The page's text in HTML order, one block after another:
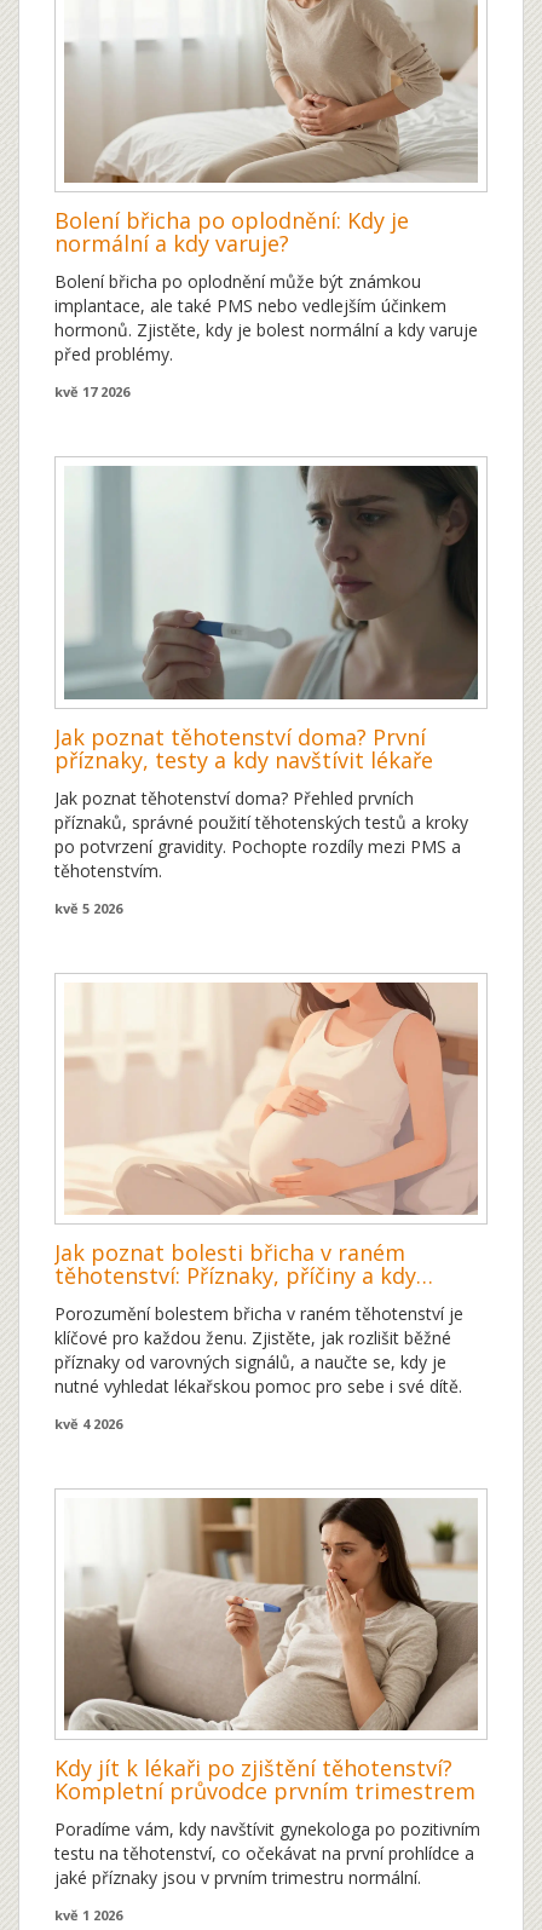
Bolení břicha po oplodnění: Kdy je
normální a kdy varuje?
Bolení břicha po oplodnění může být známkou
implantace, ale také PMS nebo vedlejším účinkem
hormonů. Zjistěte, kdy je bolest normální a kdy varuje
před problémy.
kvě 17 2026
Jak poznat těhotenství doma? První
příznaky, testy a kdy navštívit lékaře
Jak poznat těhotenství doma? Přehled prvních
příznaků, správné použití těhotenských testů a kroky
po potvrzení gravidity. Pochopte rozdíly mezi PMS a
těhotenstvím.
kvě 5 2026
Jak poznat bolesti břicha v raném
těhotenství: Příznaky, příčiny a kdy
Porozumění bolestem břicha v raném těhotenství je
klíčové pro každou ženu. Zjistěte, jak rozlišit běžné
příznaky od varovných signálů, a naučte se, kdy je
nutné vyhledat lékařskou pomoc pro sebe i své dítě.
kvě 4 2026
Kdy jít k lékaři po zjištění těhotenství?
Kompletní průvodce prvním trimestrem
Poradíme vám, kdy navštívit gynekologa po pozitivním
testu na těhotenství, co očekávat na první prohlídce a
jaké příznaky jsou v prvním trimestru normální.
kvě 1 2026